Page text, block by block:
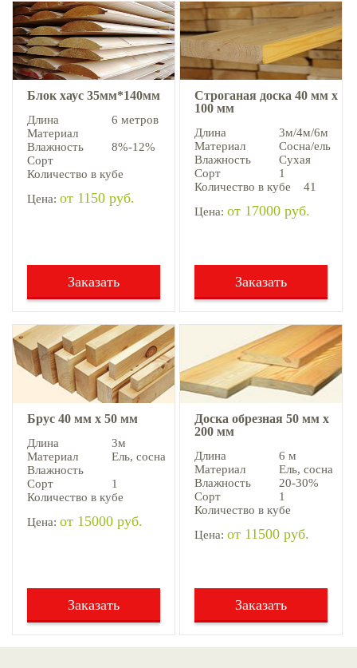
Блок хаус 35мм*140мм
Длина
6 метров
Материал
Влажность
8%-12%
Сорт
Количество в кубе
Цена: от 1150 руб.
Заказать
Строганая доска 40 мм х
100 мм
Длина
3м/4м/6м
Материал
Сосна/ель
Влажность
Сухая
Сорт
1
Количество в кубе
41
Цена: от 17000 руб.
Заказать
Брус 40 мм х 50 мм
Длина
3м
Материал
Ель, cосна
Влажность
Сорт
1
Количество в кубе
Цена: от 15000 руб.
Заказать
Доска обрезная 50 мм х
200 мм
Длина
6 м
Материал
Ель, cосна
Влажность
20-30%
Сорт
1
Количество в кубе
Цена: от 11500 руб.
Заказать